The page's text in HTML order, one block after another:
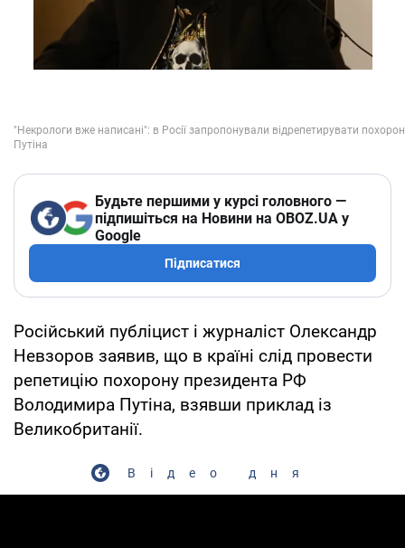
Будьте першими у курсі головного —
підпишіться на Новини на OBOZ.UA у
Google
Підписатися
Російський публіцист і журналіст Олександр
Невзоров заявив, що в країні слід провести
репетицію похорону президента РФ
Володимира Путіна, взявши приклад із
Великобританії.
Відео дня